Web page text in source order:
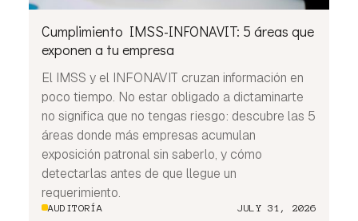
Cumplimiento IMSS-INFONAVIT: 5 áreas que
exponen a tu empresa
El IMSS y el INFONAVIT cruzan información en
poco tiempo. No estar obligado a dictaminarte
no significa que no tengas riesgo: descubre las 5
áreas donde más empresas acumulan
exposición patronal sin saberlo, y cómo
detectarlas antes de que llegue un
requerimiento.
AUDITORÍA JULY 31, 2026